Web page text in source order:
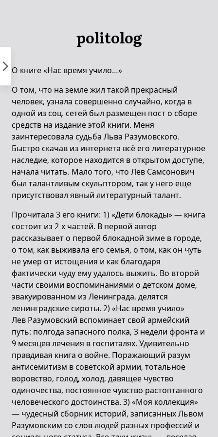
politolog
О книге «Нас время учило…»
О том, что на земле жил такой прекрасный
человек, узнала совершенно случайно, когда в
одной из соц. сетей был размещен пост о сборе
средств на издание этой книги. Меня
заинтересовала судьба Льва Разумовского.
Быстро скачав из интернета всё его литературное
наследие, которое находится в открытом доступе,
начала читать. Мало того, что Лев Самсонович
был талантливым скульптором, так у него еще
присутствовал явный литературный талант.
Прочитала 3 его книги: 1) «Дети блокады» — книга
состоит из 2-х частей. В первой автор
рассказывает о первой блокадной зиме в городе,
о том, как выживала его семья, о том, как он чуть
не умер от истощения и как благодаря
фактически чуду ему удалось выжить. Во второй
части своими воспоминаниями о детском доме,
эвакуированном из Ленинграда, делятся
ленинградские сироты. 2) «Нас время учило» —
Лев Разумовский вспоминает свой армейский
путь: полгода запасного полка, 3 недели фронта и
9 месяцев лечения в госпиталях. Удивительно
правдивая книга о войне. Поражающий разум
антисемитизм в советской армии, тотальное
воровство, голод, холод, давящее чувство
одиночества, постоянное чувство растоптанного
человеческого достоинства. 3) «Моя коллекция»
— чудесный сборник историй, записанных Львом
Разумовским со слов людей разных профессий и